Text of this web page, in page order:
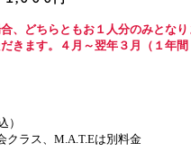
どちらともお１人分のみとなり
ます。４月～翌年３月（１年
）
クラス、M.A.T.Eは別料金